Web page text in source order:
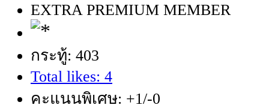
EXTRA PREMIUM MEMBER
กระทู้: 403
Total likes: 4
คะแนนพิเศษ: +1/-0